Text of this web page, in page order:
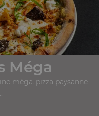
Méga
méga, pizza paysanne